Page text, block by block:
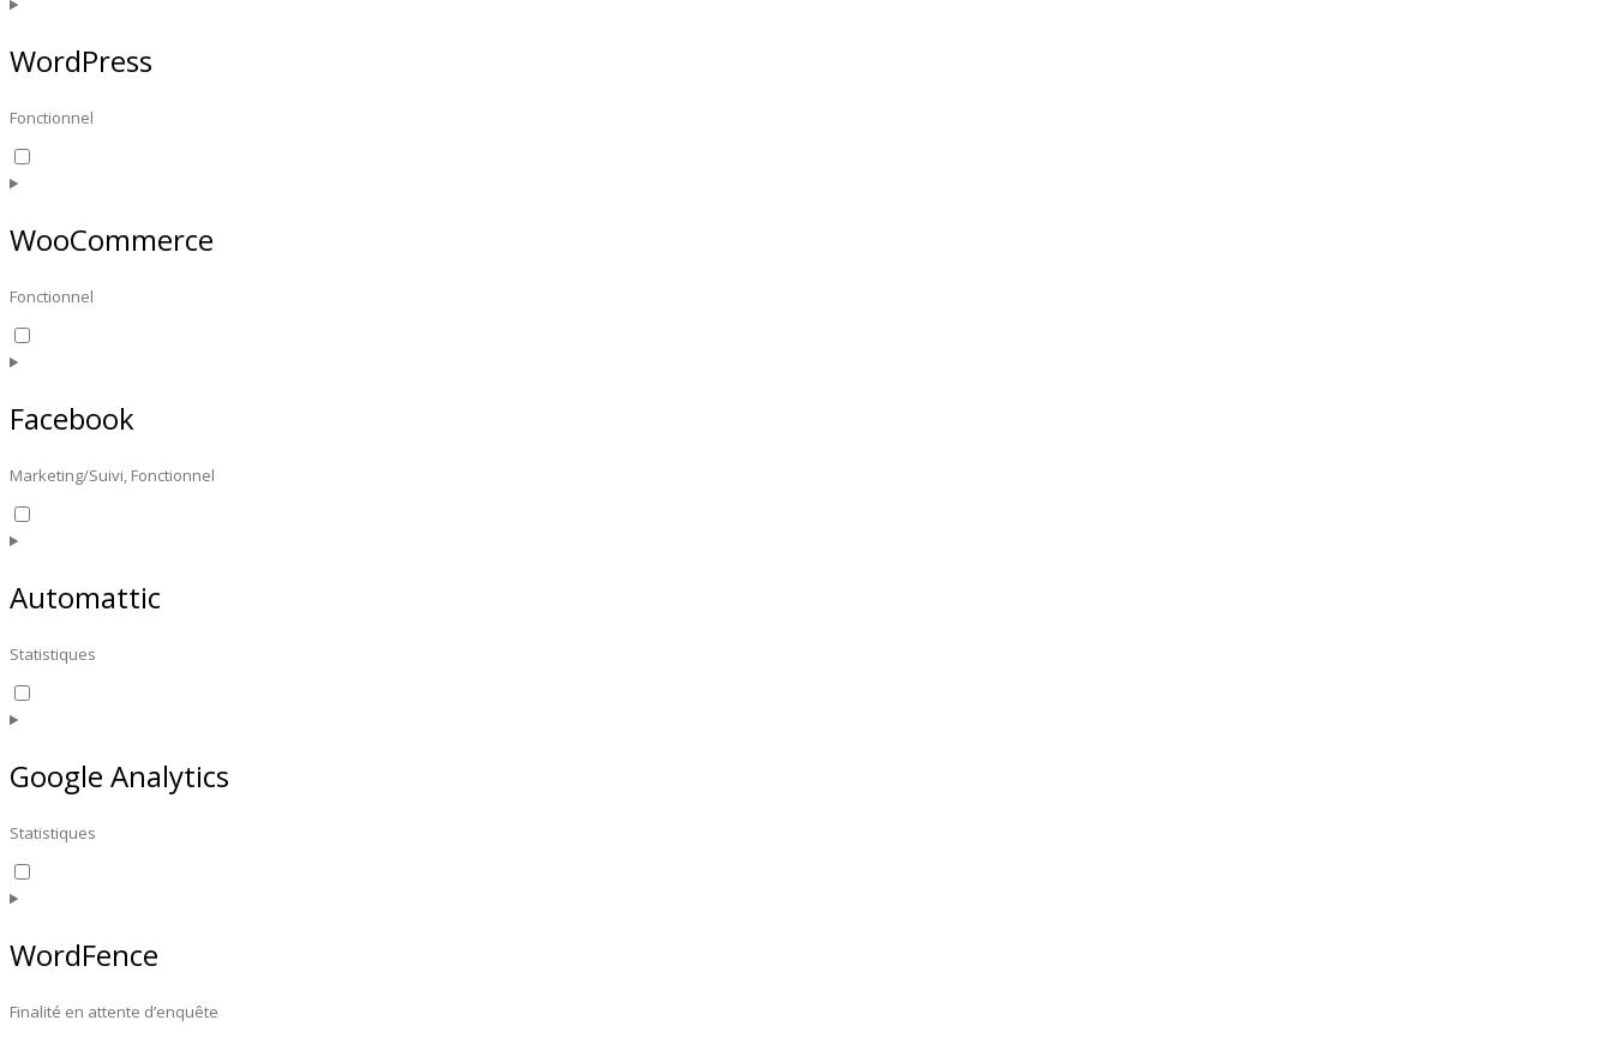
WordPress
Fonctionnel
Consent
to
wordpress
WooCommerce
Fonctionnel
Consent
to
woocommerce
Facebook
Marketing/Suivi, Fonctionnel
Consent
to
facebook
Automattic
Statistiques
Consent
to
automattic
Google Analytics
Statistiques
Consent
to
google-
analytics
WordFence
Finalité en attente d’enquête